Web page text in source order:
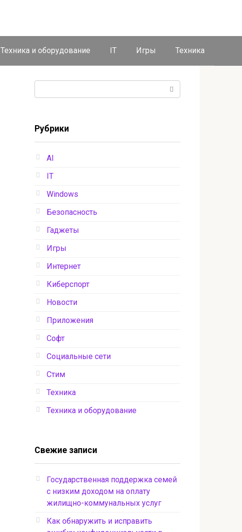
Техника и оборудование IT Игры Техника
Рубрики
AI
IT
Windows
Безопасность
Гаджеты
Игры
Интернет
Киберспорт
Новости
Приложения
Софт
Социальные сети
Стим
Техника
Техника и оборудование
Свежие записи
Государственная поддержка семей
с низким доходом на оплату
жилищно-коммунальных услуг
Как обнаружить и исправить